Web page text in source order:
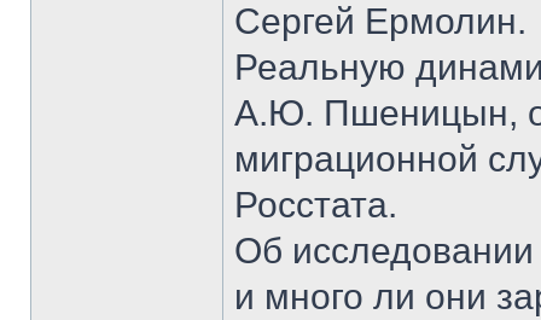
Сергей Ермолин.
Реальную
А.Ю. Пшеницын,
миграционной
Росстата.
Об
и много ли они